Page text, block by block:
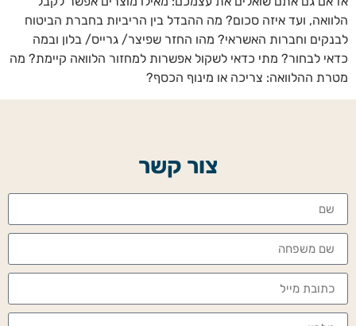
הלוואה, ועד איזה סכום? מה ההבדל בין הריביות בחברת הביטוח
לבנקים וחברות האשראי? מהו החזר שפיצר/ גרייס/ בלון ובמה
כדאי לבחור? מתי כדאי לשקול אפשרות למחזור הלוואה קיימת? מה
מטרת ההלוואה: צריכה או מינוף הכסף?
צור קשר